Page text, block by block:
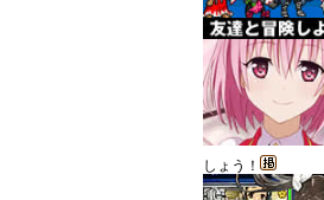
しょう！